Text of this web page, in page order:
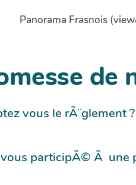
Panorama Frasnois
de
vous le rÃ¨glement ?
participÃ© Ã